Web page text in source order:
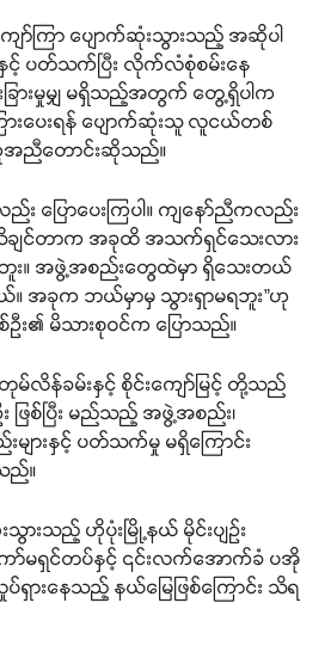
ာ်ကြာ ပျောက်ဆုံးသွားသည့် အဆိုပါ
င့် ပတ်သက်ပြီး လိုက်လံစုံစမ်းနေ
ားမှုမျှ မရှိသည့်အတွက် တွေ့ရှိပါက
းပေးရန် ပျောက်ဆုံးသူ လူငယ်တစ်
အညီတောင်းဆိုသည်။
ပြောပေးကြပါ။ ကျနော်ညီကလည်း
ချင်တာက အခုထိ အသက်ရှင်သေးလား
း။ အဖွဲ့အစည်းတွေထဲမှာ ရှိသေးတယ်
အခုက ဘယ်မှာမှ သွားရှာမရဘူး”ဟု
၏ မိသားစုဝင်က ပြောသည်။
မ်လိန်ခမ်းနှင့် စိုင်းကျော်မြင့် တို့သည်
ဖြစ်ပြီး မည်သည့် အဖွဲ့အစည်း၊
ားနှင့် ပတ်သက်မှု မရှိကြောင်း
ည်။
ားသည့် ဟိုပုံးမြို့နယ် မိုင်းပျဉ်း
ော်မရှင်တပ်နှင့် ၎င်းလက်အောက်ခံ ပအို
ရှားနေသည့် နယ်မြေဖြစ်ကြောင်း သိရ